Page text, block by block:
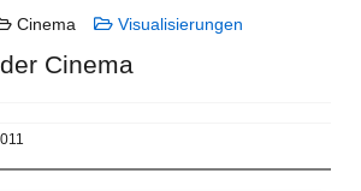
Cinema Visualisierungen
Cinema